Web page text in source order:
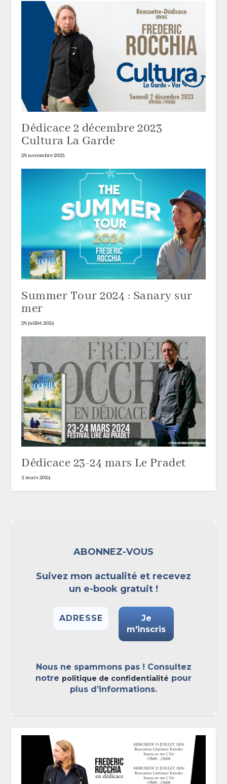
Dédicace 2 décembre 2023
Cultura La Garde
28 novembre 2023
Summer Tour 2024 : Sanary sur
mer
28 juillet 2024
Dédicace 23-24 mars Le Pradet
5 mars 2024
ABONNEZ-VOUS
Suivez mon actualité et recevez
un e-book gratuit !
Nous ne spammons pas ! Consultez
notre politique de confidentialité pour
plus d’informations.